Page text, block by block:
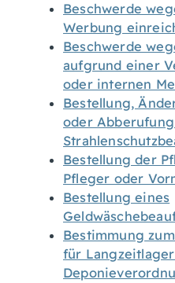
Beschwerde
Werbung
Beschwerde
aufgrund einer
oder internen
Bestellung,
oder
Bestellung der
Pfleger oder
Bestellung eines
Bestimmung
für